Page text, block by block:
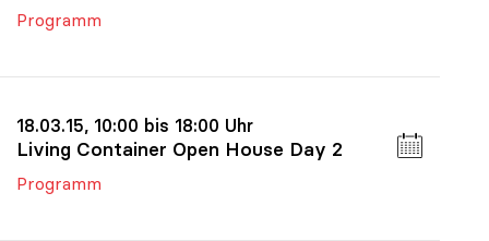
Programm
18.03.15, 10:00 bis 18:00 Uhr
Living Container Open House Day 2
Programm